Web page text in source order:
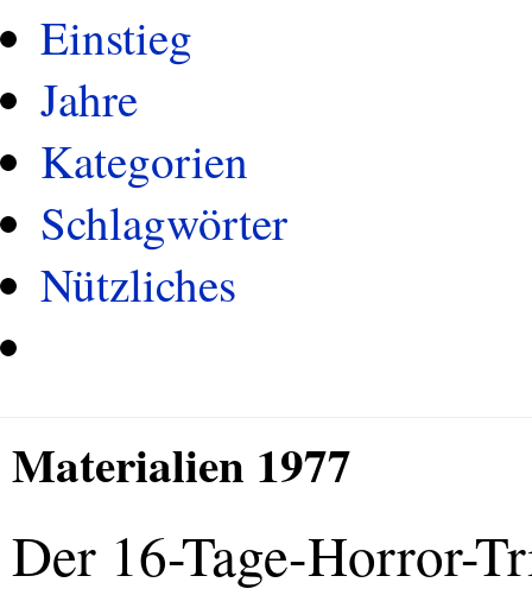
Einstieg
Jahre
Kategorien
Schlagwörter
Nützliches
Materialien 1977
Der 16-Tage-Horror-